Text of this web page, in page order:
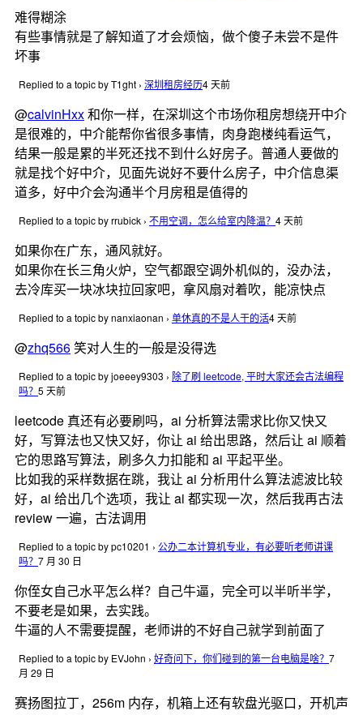
难得糊涂
有些事情就是了解知道了才会烦恼，做个傻子未尝不是件
坏事
Replied to a topic by T1ght › 深圳租房经历4 天前
@calvinHxx和你一样，在深圳这个市场你租房想绕开中介
是很难的，中介能帮你省很多事情，肉身跑楼纯看运气，
结果一般是累的半死还找不到什么好房子。普通人要做的
就是找个好中介，见面先说好不要什么房子，中介信息渠
道多，好中介会沟通半个月房租是值得的
Replied to a topic by rrubick › 不用空调，怎么给室内降温？ 4 天前
如果你在广东，通风就好。
如果你在长三角火炉，空气都跟空调外机似的，没办法，
去冷库买一块冰块拉回家吧，拿风扇对着吹，能凉快点
Replied to a topic by nanxiaonan › 单休真的不是人干的活4 天前
@zhq566笑对人生的一般是没得选
Replied to a topic by joeeey9303 › 除了刷 leetcode, 平时大家还会古法编程
吗？ 5 天前
leetcode 真还有必要刷吗，ai 分析算法需求比你又快又
好，写算法也又快又好，你让 ai 给出思路，然后让 ai 顺着
它的思路写算法，刷多久力扣能和 ai 平起平坐。
比如我的采样数据在跳，我让 ai 分析用什么算法滤波比较
好，ai 给出几个选项，我让 ai 都实现一次，然后我再古法
review 一遍，古法调用
Replied to a topic by pc10201 › 公办二本计算机专业，有必要听老师讲课
吗？ 7 月 30 日
你侄女自己水平怎么样？自己牛逼，完全可以半听半学，
不要老是如果，去实践。
牛逼的人不需要提醒，老师讲的不好自己就学到前面了
Replied to a topic by EVJohn › 好奇问下，你们碰到的第一台电脑是啥？ 7
月 29 日
赛扬图拉丁，256m 内存，机箱上还有软盘光驱口，开机声